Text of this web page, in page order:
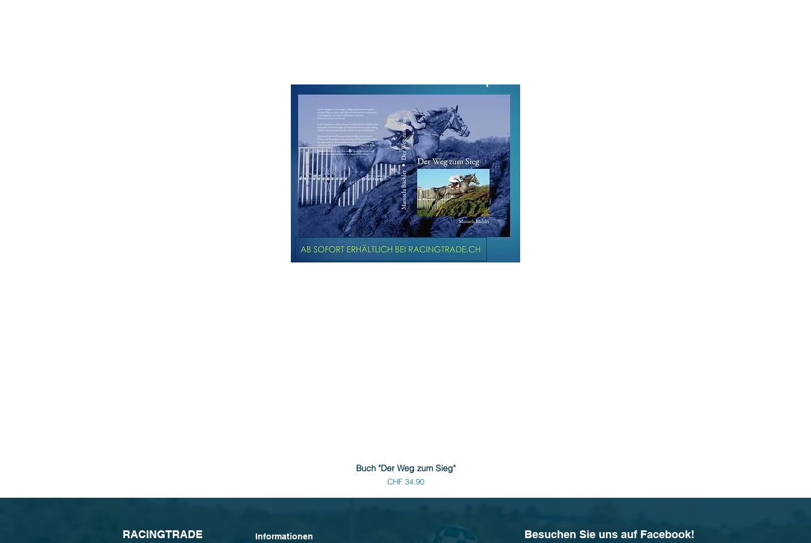
Buch "Der Weg zum Sieg"
Preis
CHF 34.90
Informationen
RACINGTRADE Besuchen Sie uns auf Facebook!